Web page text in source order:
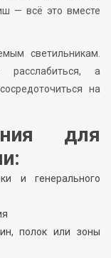
— всё это вместе
светильникам.
а
на
для
и генерального
полок или зоны